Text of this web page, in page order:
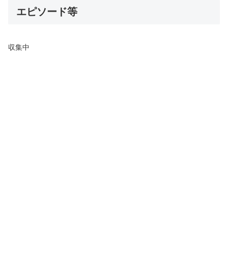
エピソード等
収集中